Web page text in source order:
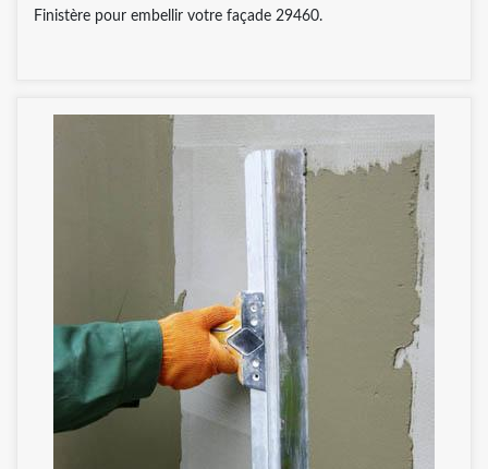
Finistère pour embellir votre façade 29460.